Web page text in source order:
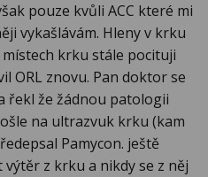
pouze kvůli ACC které mi
vykašlávám. Hleny v krku
krku stále pocituji
ORL znovu. Pan doktor se
řekl že žádnou patologii
na ultrazvuk krku (kam
Pamycon. ještě
z krku a nikdy se z něj